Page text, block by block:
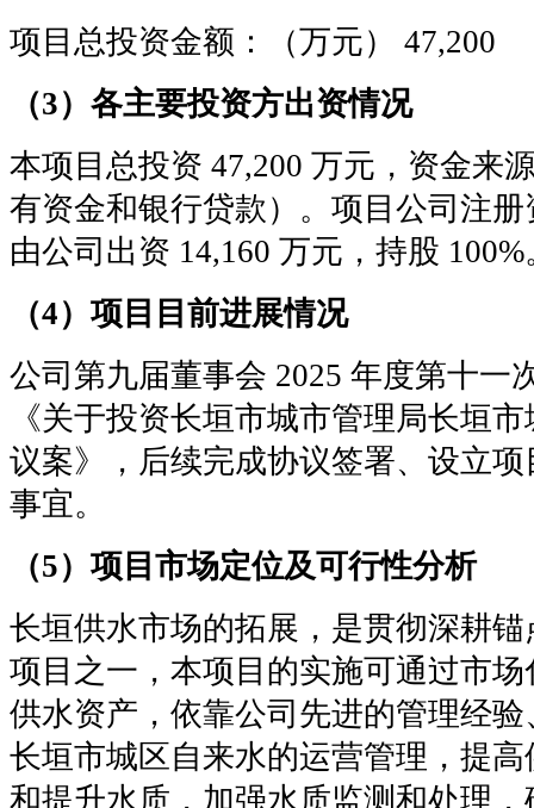
项目总投资金额：（万元） 47,200
（3）各主要投资方出资情况
本项目总投资 47,200 万元，资金来
有资金和银行贷款）。项目公司注
由公司出资 14,160 万元，持股 100%
（4）项目目前进展情况
公司第九届董事会 2025 年度第十一
《关于投资长垣市城市管理局长垣
议案》，后续完成协议签署、设立
事宜。
（5）项目市场定位及可行性分析
长垣供水市场的拓展，是贯彻深耕
项目之一，本项目的实施可通过市
供水资产，依靠公司先进的管理经
长垣市城区自来水的运营管理，提
和提升水质，加强水质监测和处理